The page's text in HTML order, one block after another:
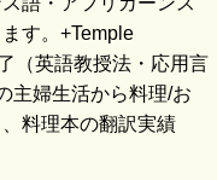
す。+Temple
（英語教授法・応用言
主婦生活から料理/お
料理本の翻訳実績